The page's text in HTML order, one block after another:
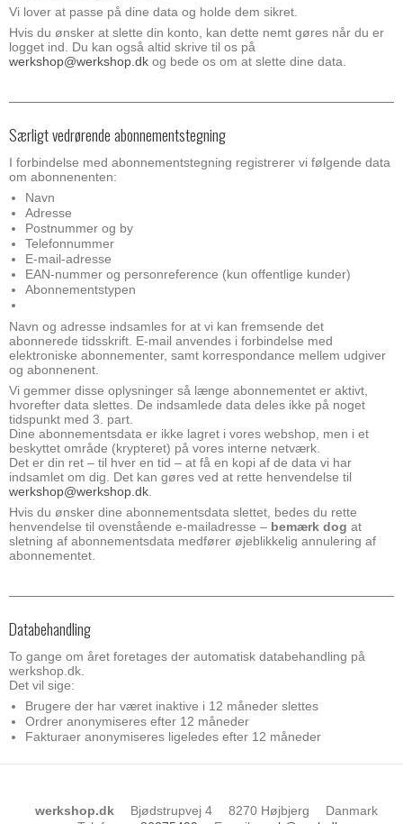
Vi lover at passe på dine data og holde dem sikret.
Hvis du ønsker at slette din konto, kan dette nemt gøres når du er
logget ind. Du kan også altid skrive til os på
werkshop@werkshop.dk og bede os om at slette dine data.
Særligt vedrørende abonnementstegning
I forbindelse med abonnementstegning registrerer vi følgende data
om abonnenenten:
Navn
Adresse
Postnummer og by
Telefonnummer
E-mail-adresse
EAN-nummer og personreference (kun offentlige kunder)
Abonnementstypen
Navn og adresse indsamles for at vi kan fremsende det
abonnerede tidsskrift. E-mail anvendes i forbindelse med
elektroniske abonnementer, samt korrespondance mellem udgiver
og abonnenent.
Vi gemmer disse oplysninger så længe abonnementet er aktivt,
hvorefter data slettes. De indsamlede data deles ikke på noget
tidspunkt med 3. part.
Dine abonnementsdata er ikke lagret i vores webshop, men i et
beskyttet område (krypteret) på vores interne netværk.
Det er din ret – til hver en tid – at få en kopi af de data vi har
indsamlet om dig. Det kan gøres ved at rette henvendelse til
werkshop@werkshop.dk.
Hvis du ønsker dine abonnementsdata slettet, bedes du rette
henvendelse til ovenstående e-mailadresse – bemærk dog at
sletning af abonnementsdata medfører øjeblikkelig annulering af
abonnementet.
Databehandling
To gange om året foretages der automatisk databehandling på
werkshop.dk.
Det vil sige:
Brugere der har været inaktive i 12 måneder slettes
Ordrer anonymiseres efter 12 måneder
Fakturaer anonymiseres ligeledes efter 12 måneder
werkshop.dk Bjødstrupvej 4 8270 Højbjerg
Danmark